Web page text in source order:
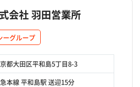
会社 羽田営業所
ーグループ
都大田区平和島5丁目8-3
本線 平和島駅 送迎15分